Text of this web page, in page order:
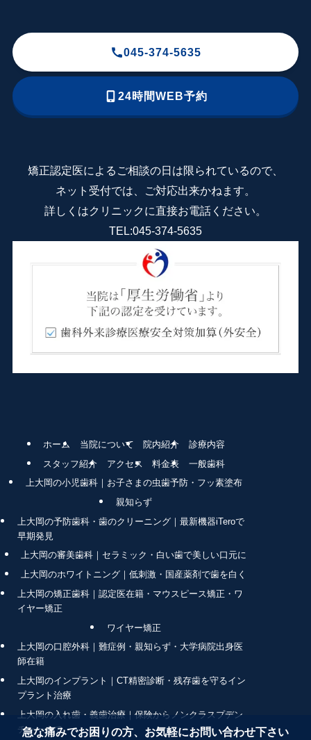
急な痛みでお困りの方、お気軽にお問い合わせ下さい
045-374-5635
24時間WEB予約
矯正認定医によるご相談の日は限られているので、
ネット受付では、ご対応出来かねます。
詳しくはクリニックに直接お電話ください。
TEL:045-374-5635
ホーム 当院について 院内紹介
診療内容
スタッフ紹介
アクセス 料金表
一般歯科
上大岡の小児歯科｜お子さまの虫歯予防・フッ素塗布
親知らず
上大岡の予防歯科・歯のクリーニング｜最新機器iTeroで
早期発見
上大岡の審美歯科｜セラミック・白い歯で美しい口元に
上大岡のホワイトニング｜低刺激・国産薬剤で歯を白く
上大岡の矯正歯科｜認定医在籍・マウスピース矯正・ワ
イヤー矯正
ワイヤー矯正
上大岡の口腔外科｜難症例・親知らず・大学病院出身医
師在籍
上大岡のインプラント｜CT精密診断・残存歯を守るイン
プラント治療
上大岡の入れ歯・義歯治療｜保険からノンクラスプデン
チャーまで